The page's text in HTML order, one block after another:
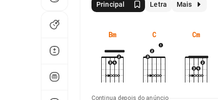
Principal Letra Mais
Bm C Cm
Continua depois do anúncio